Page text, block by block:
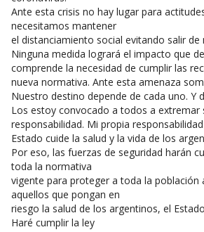
Ante esta crisis no hay lugar para
necesitamos mantener
el distanciamiento social evitando salir de
Ninguna medida logrará el impacto que
comprende la necesidad de cumplir las
nueva normativa. Ante esta amenaza
Nuestro destino depende de cada uno. Y
Los estoy convocado a todos a extremar
responsabilidad. Mi propia
Estado cuide la salud y la vida de los
Por eso, las fuerzas de seguridad harán
toda la normativa
vigente para proteger a toda la población
aquellos que pongan en
riesgo la salud de los argentinos, el
Haré cumplir la ley